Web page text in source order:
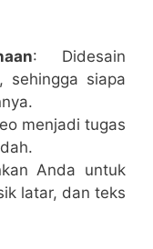
: Didesain
sehingga siapa
menjadi tugas
Anda untuk
latar, dan teks